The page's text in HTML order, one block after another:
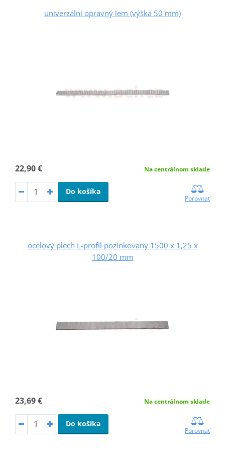
univerzální opravný lem (výška 50 mm)
22,90 € Na centrálnom sklade
Do košíka
Porovnať
ocelový plech L-profil pozinkovaný 1500 x 1,25 x
100/20 mm
23,69 € Na centrálnom sklade
Do košíka
Porovnať